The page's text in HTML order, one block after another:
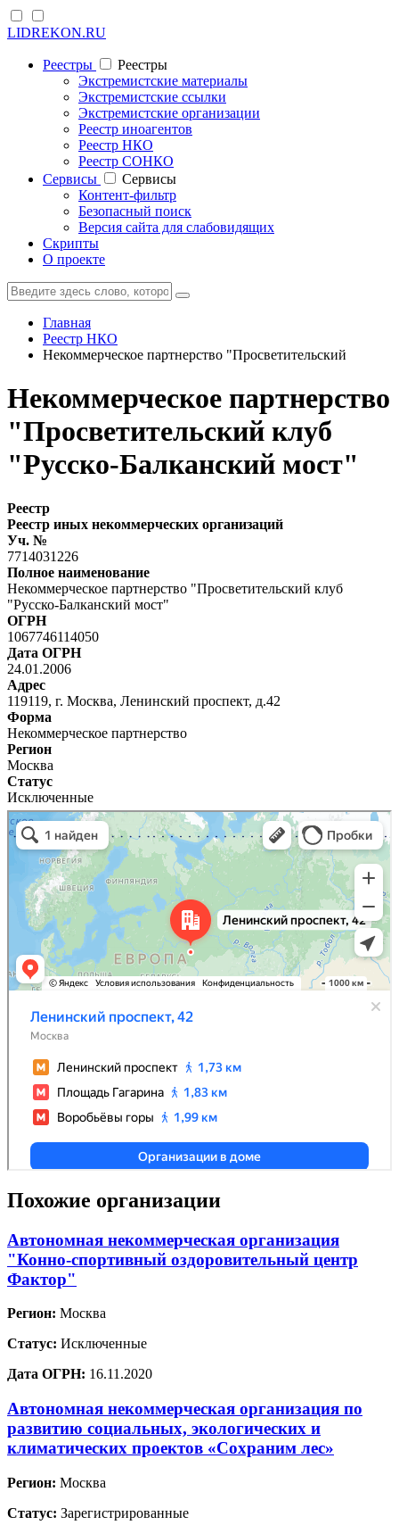
LIDREKON.RU
Реестры
Реестры
Экстремистские материалы
Экстремистские ссылки
Экстремистские организации
Реестр иноагентов
Реестр НКО
Реестр СОНКО
Cервисы
Cервисы
Контент-фильтр
Безопасный поиск
Версия сайта для слабовидящих
Скрипты
О проекте
Главная
Реестр НКО
Некоммерческое партнерство "Просветительский
Некоммерческое партнерство
"Просветительский клуб
"Русско-Балканский мост"
Реестр
Реестр иных некоммерческих организаций
Уч. №
7714031226
Полное наименование
Некоммерческое партнерство "Просветительский клуб
"Русско-Балканский мост"
ОГРН
1067746114050
Дата ОГРН
24.01.2006
Адрес
119119, г. Москва, Ленинский проспект, д.42
Форма
Некоммерческое партнерство
Регион
Москва
Статус
Исключенные
Похожие организации
Автономная некоммерческая организация
"Конно-спортивный оздоровительный центр
Фактор"
Регион: Москва
Статус: Исключенные
Дата ОГРН: 16.11.2020
Автономная некоммерческая организация по
развитию социальных, экологических и
климатических проектов «Сохраним лес»
Регион: Москва
Статус: Зарегистрированные